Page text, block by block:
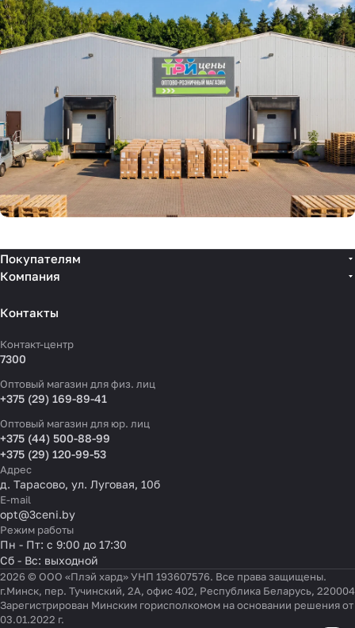
Покупателям
Компания
Контакты
Контакт-центр
7300
Оптовый магазин для физ. лиц
+375 (29) 169-89-41
Оптовый магазин для юр. лиц
+375 (44) 500-88-99
+375 (29) 120-99-53
Адрес
д. Тарасово, ул. Луговая, 10б
E-mail
opt@3ceni.by
Режим работы
Пн - Пт: с 9:00 до 17:30
Сб - Вс: выходной
2026 © ООО «Плэй хард» УНП 193607576. Все права защищены.
г.Минск, пер. Тучинский, 2А, офис 402, Республика Беларусь, 220004
Зарегистрирован Минским горисполкомом на основании решения от
03.01.2022 г.